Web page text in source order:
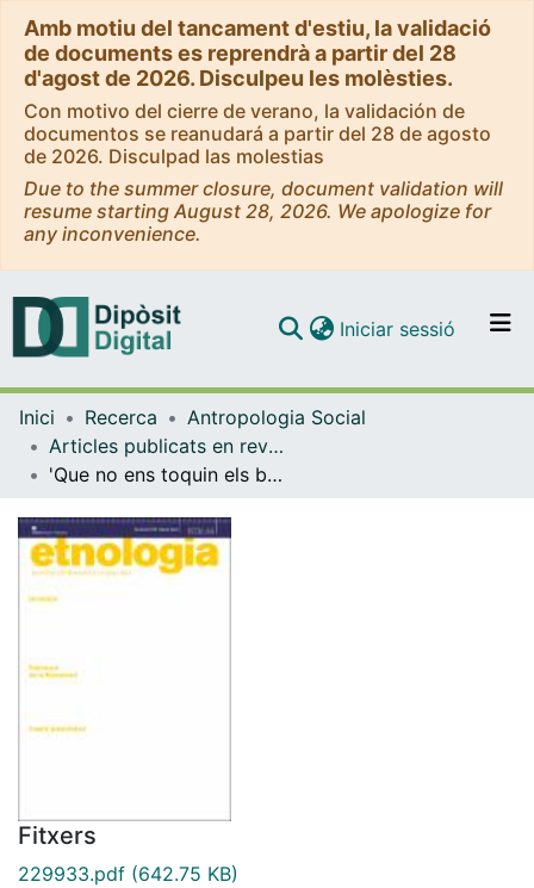
Amb motiu del tancament d'estiu, la validació
de documents es reprendrà a partir del 28
d'agost de 2026. Disculpeu les molèsties.
Con motivo del cierre de verano, la validación de
documentos se reanudará a partir del 28 de agosto
de 2026. Disculpad las molestias
Due to the summer closure, document validation will
resume starting August 28, 2026. We apologize for
any inconvenience.
Navega per tot el DD
Com publicar
Iniciar sessió (current)
Inici Recerca
Antropologia Social
Articles publicats en revistes (Antropologia Social)
'Que no ens toquin els bous'. Les festes taurines a les Terres de l'Ebre i el patrimoni dels ofesos
Fitxers
229933.pdf (642.75 KB)